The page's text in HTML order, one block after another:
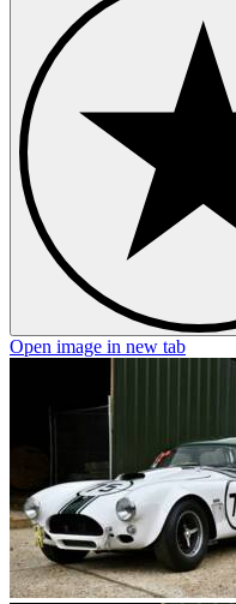
Open image in new tab